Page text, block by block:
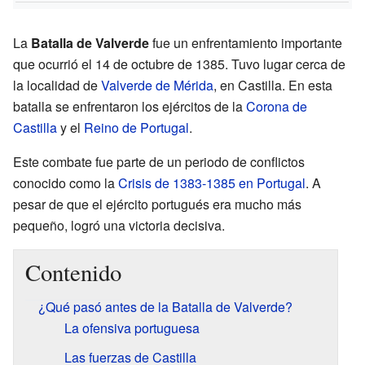
La Batalla de Valverdefue un enfrentamiento importante
que ocurrió el 14 de octubre de 1385. Tuvo lugar cerca de
la localidad deValverde de Mérida, en Castilla. En esta
batalla se enfrentaron los ejércitos de laCorona de
Castillay el Reino de Portugal.
Este combate fue parte de un periodo de conflictos
conocido como laCrisis de 1383-1385 en Portugal. A
pesar de que el ejército portugués era mucho más
pequeño, logró una victoria decisiva.
Contenido
¿Qué pasó antes de la Batalla de Valverde?
La ofensiva portuguesa
Las fuerzas de Castilla